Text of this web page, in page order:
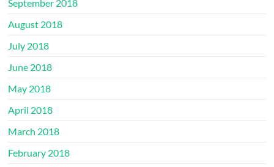
September 2018
August 2018
July 2018
June 2018
May 2018
April 2018
March 2018
February 2018